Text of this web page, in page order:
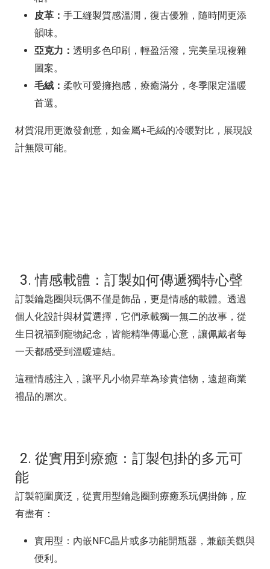
皮革： 手工縫製質感溫潤，復古優雅，隨時間更添
韻味。
亞克力： 透明多色印刷，輕盈活潑，完美呈現複雜
圖案。
毛絨： 柔軟可愛擁抱感，療癒滿分，冬季限定溫暖
首選。
材質混用更激發創意，如金屬+毛絨的冷暖對比，展現設
計無限可能。
3. 情感載體：訂製如何傳遞獨特心聲
訂製鑰匙圈與玩偶不僅是飾品，更是情感的載體。透過
個人化設計與材質選擇，它們承載獨一無二的故事，從
生日祝福到寵物紀念，皆能精準傳遞心意，讓佩戴者每
一天都感受到溫暖連結。
這種情感注入，讓平凡小物昇華為珍貴信物，遠超商業
禮品的層次。
2. 從實用到療癒：訂製包掛的多元可
能
訂製範圍廣泛，從實用型鑰匙圈到療癒系玩偶掛飾，应
有盡有：
實用型：內嵌NFC晶片或多功能開瓶器，兼顧美觀與
便利。